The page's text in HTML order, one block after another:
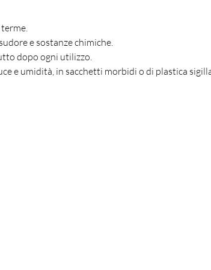
e sostanze chimiche.
dopo ogni utilizzo.
e umidità, in sacchetti morbidi o di plastica